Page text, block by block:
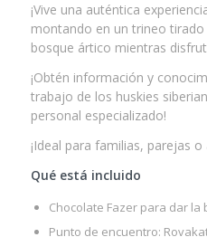
¡Vive una auténtica
montando en un trineo
bosque ártico mientras
¡Obtén información y
trabajo de los huskies
personal especializado!
¡Ideal para familias, parejas
Qué está incluido
Chocolate Fazer para dar
Punto de encuentro: